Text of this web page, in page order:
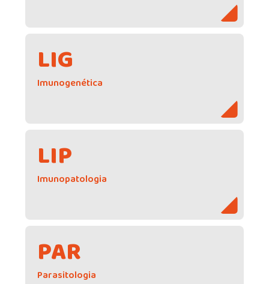
LIG
Imunogenética
LIP
Imunopatologia
PAR
Parasitologia